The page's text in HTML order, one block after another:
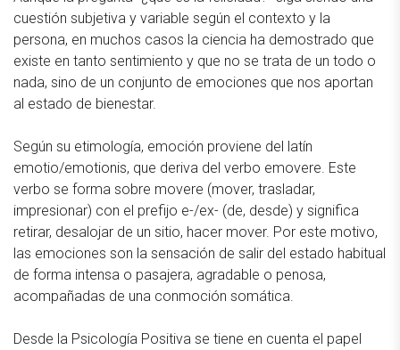
cuestión subjetiva y variable según el contexto y la
persona, en muchos casos la ciencia ha demostrado que
existe en tanto sentimiento y que no se trata de un todo o
nada, sino de un conjunto de emociones que nos aportan
al estado de bienestar.
Según su etimología, emoción proviene del latín
emotio/emotionis, que deriva del verbo emovere. Este
verbo se forma sobre movere (mover, trasladar,
impresionar) con el prefijo e-/ex- (de, desde) y significa
retirar, desalojar de un sitio, hacer mover. Por este motivo,
las emociones son la sensación de salir del estado habitual
de forma intensa o pasajera, agradable o penosa,
acompañadas de una conmoción somática.
Desde la Psicología Positiva se tiene en cuenta el papel